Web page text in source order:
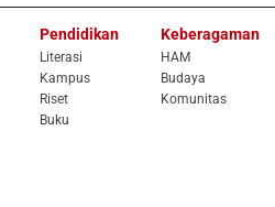
Pendidikan
Literasi
Kampus
Riset
Buku
Keberagaman
HAM
Budaya
Komunitas